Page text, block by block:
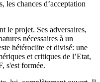
les chances d’acceptation
le projet. Ses adversaires,
nécessaires à un
hétéroclite et divisé: une
et critiques de l’Etat,
s'est formée.